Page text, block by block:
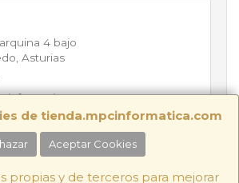
de tienda.mpcinformatica.com
Aceptar Cookies
propias y de terceros para mejorar
4 bajo
Asturias
16:00h - 19:30h